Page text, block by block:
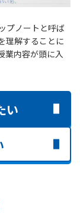
プノートと呼ば
理解することに
業内容が頭に入
い